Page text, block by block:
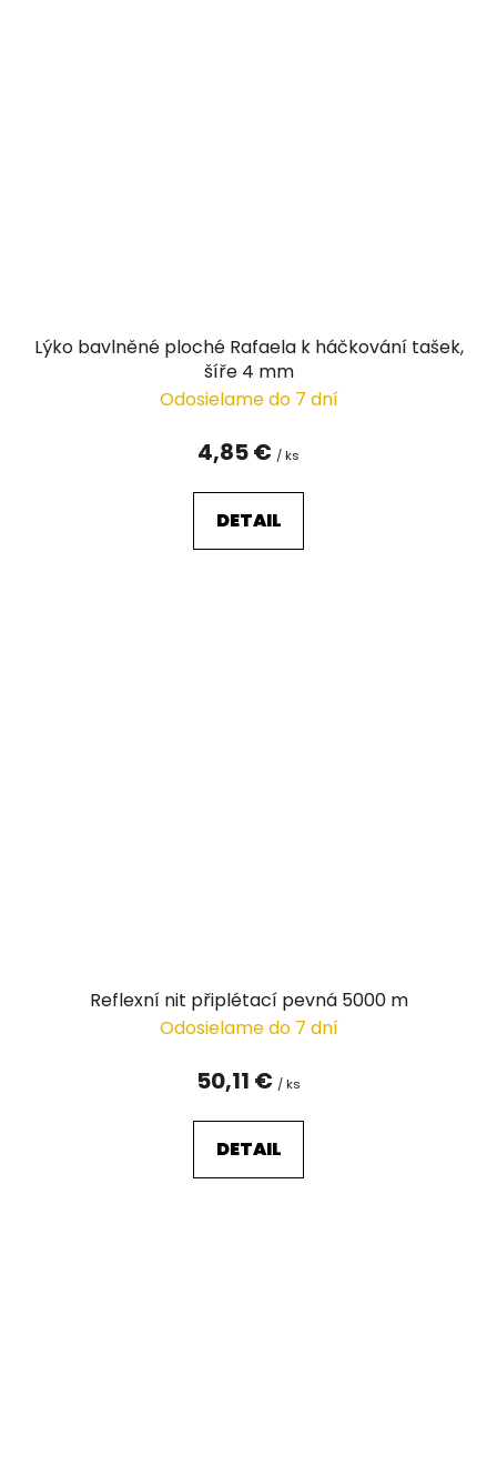
Lýko bavlněné ploché Rafaela k háčkování tašek,
šíře 4 mm
Odosielame do 7 dní
4,85 € / ks
DETAIL
Reflexní nit připlétací pevná 5000 m
Odosielame do 7 dní
50,11 € / ks
DETAIL